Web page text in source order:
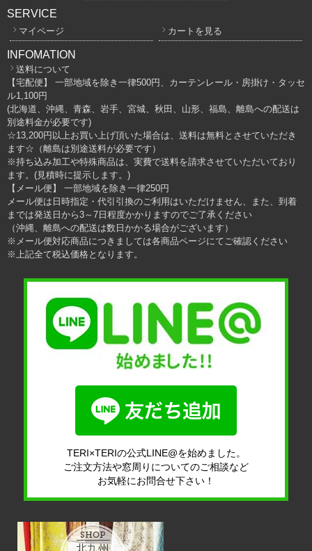
SERVICE
マイページ カートを見る
INFOMATION
送料について
【宅配便】 一部地域を除き一律500円、カーテンレール・房掛け・タッセ
ル1,100円
(北海道、沖縄、青森、岩手、宮城、秋田、山形、福島、離島への配送は
別途料金が必要です)
☆13,200円以上お買い上げ頂いた場合は、送料は無料とさせていただき
ます☆（離島は別途送料が必要です）
※持ち込み加工や特殊商品は、実費で送料を請求させていただいており
ます。(見積時に提示します。)
【メール便】 一部地域を除き一律250円
メール便は日時指定・代引引換のご利用はいただけません、また、到着
までは発送日から3～7日程度かかりますのでご了承ください
（沖縄、離島への配送は数日かかる場合がございます）
※メール便対応商品につきましては各商品ページにてご確認ください
※上記全て税込価格となります。
TERI×TERIの公式LINE@を始めました。
ご注文方法や窓周りについてのご相談など
お気軽にお問合せ下さい！